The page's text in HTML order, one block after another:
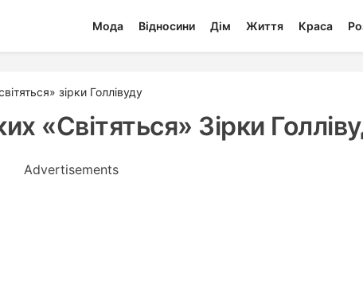
Мода Відносини Дім Життя Краса
зірки Голлівуду
«світяться» Зірки
Advertisements